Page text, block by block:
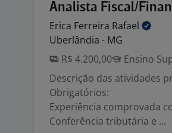
Analista Fiscal/
Erica Ferreira Rafael
Uberlândia - MG
R$ 4.200,00
Ensino
Descrição das atividades
Obrigatórios:
Experiência comprovada
Conferência tributária e ...